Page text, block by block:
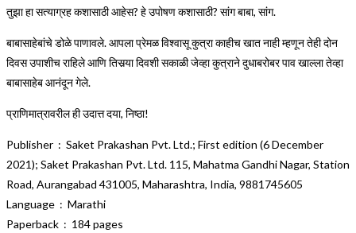
तुझा हा सत्याग्रह कशासाठी आहेस? हे उपोषण कशासाठी? सांग बाबा, सांग.
बाबासाहेबांचे डोळे पाणावले. आपला प्रेमळ विश्वासू कुत्रा काहीच खात नाही म्हणून तेही दोन
दिवस उपाशीच राहिले आणि तिसर्‍या दिवशी सकाळी जेव्हा कुत्राने दुधाबरोबर पाव खाल्ला तेव्हा
बाबासाहेब आनंदून गेले.
प्राणिमात्रावरील ही उदात्त दया, निष्ठा!
Publisher ‏ : ‎ Saket Prakashan Pvt. Ltd.; First edition (6 December
2021); Saket Prakashan Pvt. Ltd. 115, Mahatma Gandhi Nagar, Station
Road, Aurangabad 431005, Maharashtra, India, 9881745605
Language ‏ : ‎ Marathi
Paperback ‏ : ‎ 184 pages